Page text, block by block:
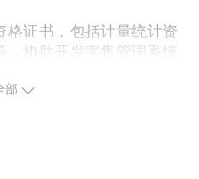
：
用户数量；
。
格证书，包括计量统计资
，协助开发零售管理系统
据半壁江山，而在总销量
桶油加速市场扩张，外
部